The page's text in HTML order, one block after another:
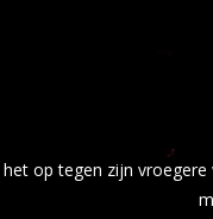
op tegen zijn